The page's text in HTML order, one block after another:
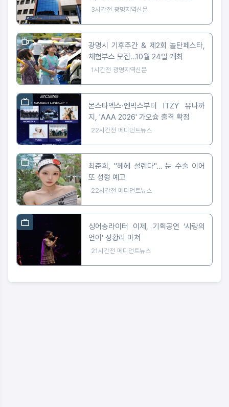
3시간전 광명지역신문
광명시 기후주간 & 제2회 놀탄페스타,
체험부스 모집…10월 24일 개최
1시간전 광명지역신문
몬스타엑스·엔믹스부터 ITZY 유나까
지, 'AAA 2026' 가오슝 출격 확정
22시간전 메디먼트뉴스
최준희, "헤헤 설렌다"… 눈 수술 이어
또 성형 예고
22시간전 메디먼트뉴스
싱어송라이터 이제, 기획공연 ‘사랑의
언어’ 성황리 마쳐
21시간전 메디먼트뉴스